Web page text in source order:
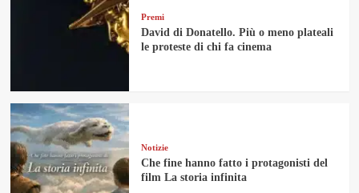
Premi
David di Donatello. Più o meno plateali
le proteste di chi fa cinema
Notizie
Che fine hanno fatto i protagonisti del
film La storia infinita